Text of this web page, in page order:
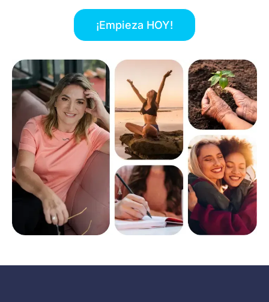
¡Empieza HOY!